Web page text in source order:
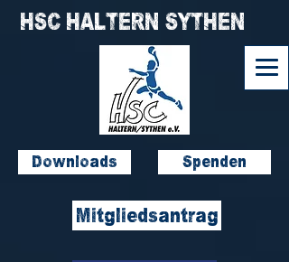
Downloads
Mitgliedsantrag
HSC HALTERN SYTHEN
Spenden